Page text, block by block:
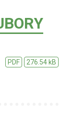
PDF 276.54 kB